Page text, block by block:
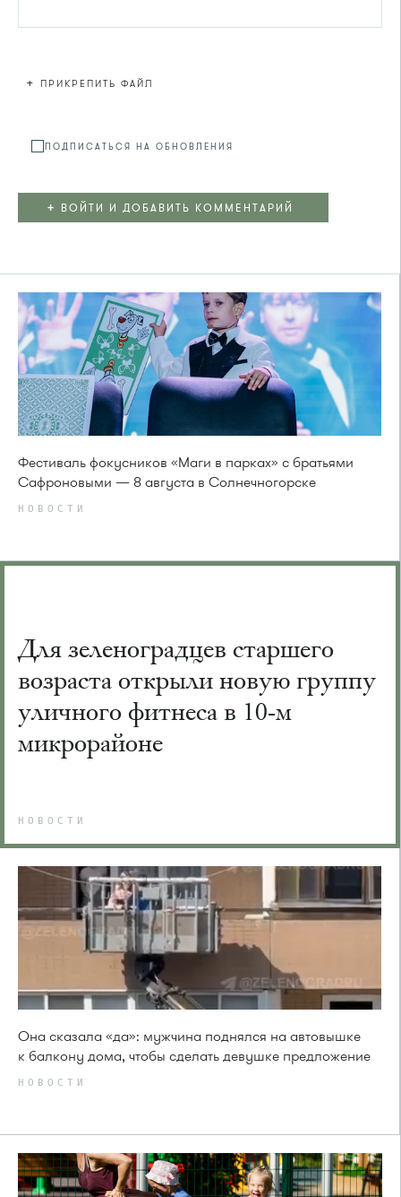
+ ПРИКРЕПИТЬ ФАЙЛ
ПОДПИСАТЬСЯ НА ОБНОВЛЕНИЯ
+ ВОЙТИ И ДОБАВИТЬ КОММЕНТАРИЙ
Фестиваль фокусников «Маги в парках» с братьями
Сафроновыми — 8 августа в Солнечногорске
НОВОСТИ
Для зеленоградцев старшего
возраста открыли новую группу
уличного фитнеса в 10-м
микрорайоне
НОВОСТИ
Она сказала «да»: мужчина поднялся на автовышке
к балкону дома, чтобы сделать девушке предложение
НОВОСТИ